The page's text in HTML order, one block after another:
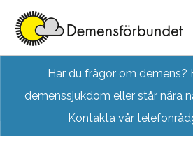
content
Har du frågor om demens?
demenssjukdom eller står nära
Kontakta vår